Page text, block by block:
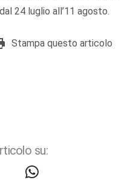
24 luglio all’11 agosto.
Stampa questo articolo
su: